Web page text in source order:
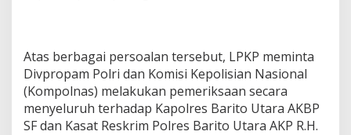
Atas berbagai persoalan tersebut, LPKP meminta
Divpropam Polri dan Komisi Kepolisian Nasional
(Kompolnas) melakukan pemeriksaan secara
menyeluruh terhadap Kapolres Barito Utara AKBP
SF dan Kasat Reskrim Polres Barito Utara AKP R.H.